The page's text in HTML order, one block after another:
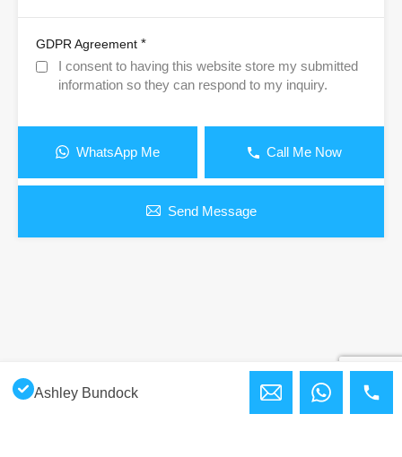
GDPR Agreement *
I consent to having this website store my submitted
information so they can respond to my inquiry.
WhatsApp Me Call Me Now
Send Message
Ashley Bundock